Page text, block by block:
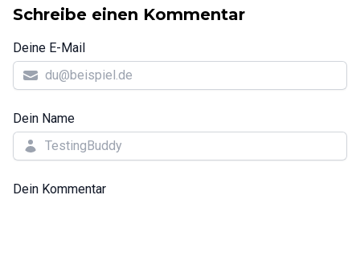
Schreibe einen Kommentar
Deine E-Mail
Dein Name
Dein Kommentar